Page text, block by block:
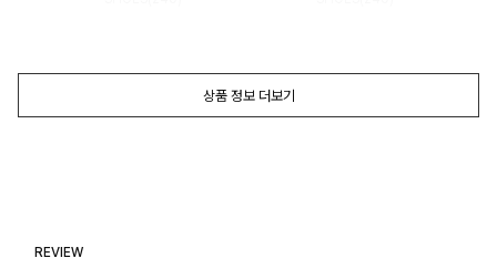
상품 정보 더보기
REVIEW